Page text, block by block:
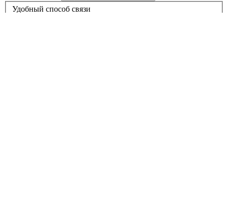
Удобный способ связи